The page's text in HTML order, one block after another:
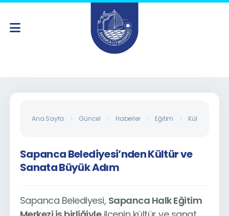
Ana Sayfa Güncel Haberler Eğitim Kültür Sanat
Sapanca Belediyesi’nden Kültür ve
Sanata Büyük Adım
Sapanca Belediyesi, Sapanca Halk Eğitim